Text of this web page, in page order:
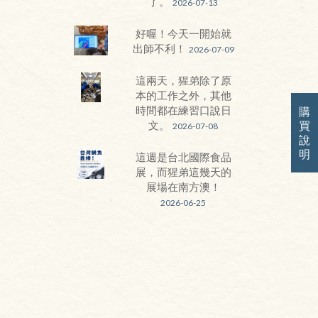
2026-07-13
好喔！今天一開始就
出師不利！
2026-07-09
這兩天，猩弟除了原
本的工作之外，其他
時間都在練習口說日
文。
2026-07-08
這週是台北國際食品
展，而猩弟這幾天的
展場在南方澳！
2026-06-25
購
買
說
明